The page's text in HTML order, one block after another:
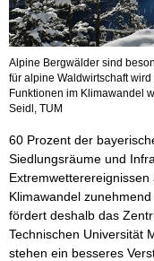
Alpine Bergwälder sind
für alpine Waldwirtschaft
Funktionen im Klimawandel
Seidl, TUM
60 Prozent der
Siedlungsräume und
Klimawandel
fördert deshalb das
Technischen Universität
stehen ein besseres